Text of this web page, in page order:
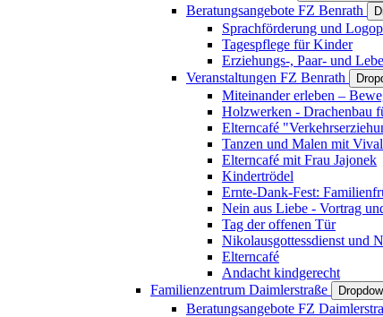
Beratungsangebote FZ Benrath
Sprachförderung und
Tagespflege für Kinder
Erziehungs-, Paar- und
Veranstaltungen FZ Benrath
Miteinander erleben –
Holzwerken - Drachenbau
Elterncafé
Tanzen und Malen mit
Elterncafé mit Frau Jajonek
Kindertrödel
Ernte-Dank-Fest:
Nein aus Liebe - Vortrag
Tag der offenen Tür
Nikolausgottessdienst und
Elterncafé
Andacht kindgerecht
Familienzentrum Daimlerstraße
Beratungsangebote FZ